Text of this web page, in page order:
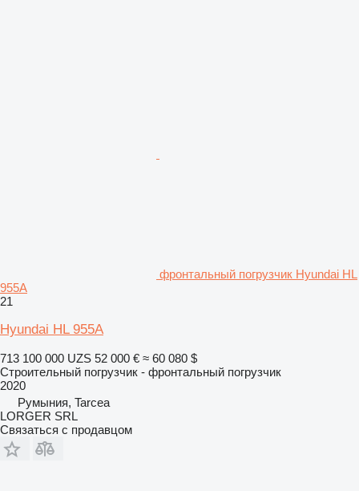
фронтальный погрузчик Hyundai HL
955A
21
Hyundai HL 955A
713 100 000 UZS 52 000 € ≈ 60 080 $
Строительный погрузчик - фронтальный погрузчик
2020
Румыния, Tarcea
LORGER SRL
Связаться с продавцом